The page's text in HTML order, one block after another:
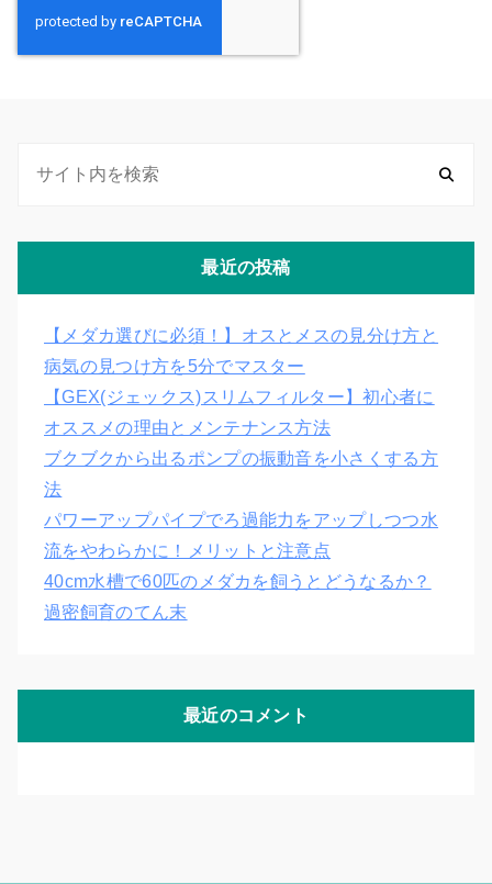
最近の投稿
【メダカ選びに必須！】オスとメスの見分け方と
病気の見つけ方を5分でマスター
【GEX(ジェックス)スリムフィルター】初心者に
オススメの理由とメンテナンス方法
ブクブクから出るポンプの振動音を小さくする方
法
パワーアップパイプでろ過能力をアップしつつ水
流をやわらかに！メリットと注意点
40cm水槽で60匹のメダカを飼うとどうなるか？
過密飼育のてん末
最近のコメント